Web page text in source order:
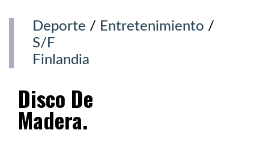
Deporte / Entretenimiento /
S/F
Finlandia
Disco De
Madera.